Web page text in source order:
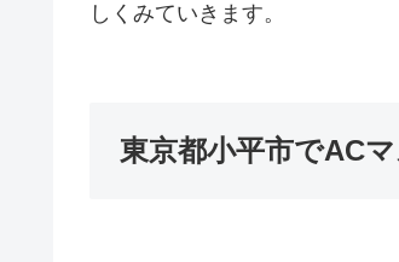
しくみていきます。
東京都小平市でAC